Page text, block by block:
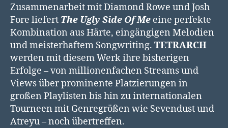
Zusammenarbeit mit Diamond Rowe und Josh
Fore liefert The Ugly Side Of Me eine perfekte
Kombination aus Härte, eingängigen Melodien
und meisterhaftem Songwriting. TETRARCH
werden mit diesem Werk ihre bisherigen
Erfolge – von millionenfachen Streams und
Views über prominente Platzierungen in
großen Playlisten bis hin zu internationalen
Tourneen mit Genregrößen wie Sevendust und
Atreyu – noch übertreffen.